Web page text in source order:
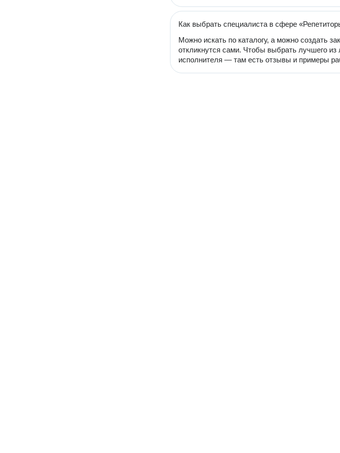
Как выбрать специалиста в сфере
Можно искать по каталогу, а можно создать
откликнутся сами. Чтобы выбрать лучшего
исполнителя — там есть отзывы и примеры